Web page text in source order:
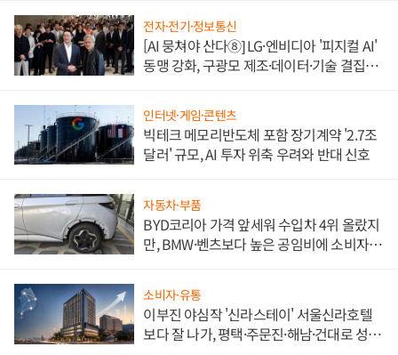
전자·전기·정보통신
[AI 뭉쳐야 산다⑧] LG·엔비디아 '피지컬 AI'
동맹 강화, 구광모 제조·데이터·기술 결집
인터넷·게임·콘텐츠
빅테크 메모리반도체 포함 장기계약 '2.7조
달러' 규모, AI 투자 위축 우려와 반대 신호
자동차·부품
BYD코리아 가격 앞세워 수입차 4위 올랐지
만, BMW·벤츠보다 높은 공임비에 소비자
소비자·유통
이부진 야심작 '신라스테이' 서울신라호텔
보다 잘 나가, 평택·주문진·해남·건대로 성